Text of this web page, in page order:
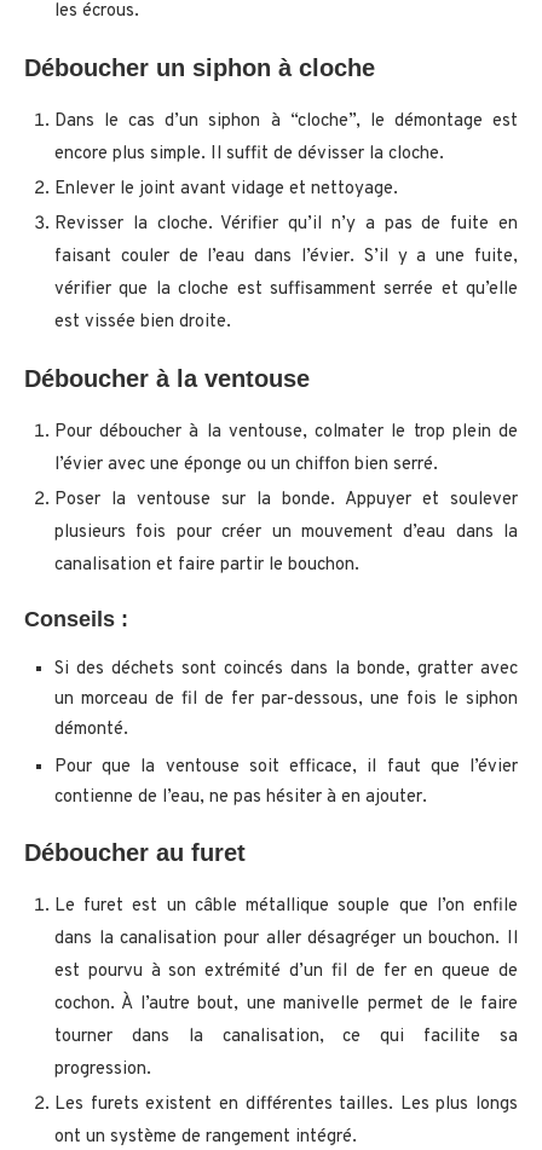
les écrous.
Déboucher un siphon à cloche
Dans le cas d’un siphon à “cloche”, le démontage est
encore plus simple. Il suffit de dévisser la cloche.
Enlever le joint avant vidage et nettoyage.
Revisser la cloche. Vérifier qu’il n’y a pas de fuite en
faisant couler de l’eau dans l’évier. S’il y a une fuite,
vérifier que la cloche est suffisamment serrée et qu’elle
est vissée bien droite.
Déboucher à la ventouse
Pour déboucher à la ventouse, colmater le trop plein de
l’évier avec une éponge ou un chiffon bien serré.
Poser la ventouse sur la bonde. Appuyer et soulever
plusieurs fois pour créer un mouvement d’eau dans la
canalisation et faire partir le bouchon.
Conseils :
Si des déchets sont coincés dans la bonde, gratter avec
un morceau de fil de fer par-dessous, une fois le siphon
démonté.
Pour que la ventouse soit efficace, il faut que l’évier
contienne de l’eau, ne pas hésiter à en ajouter.
Déboucher au furet
Le furet est un câble métallique souple que l’on enfile
dans la canalisation pour aller désagréger un bouchon. Il
est pourvu à son extrémité d’un fil de fer en queue de
cochon. À l’autre bout, une manivelle permet de le faire
tourner dans la canalisation, ce qui facilite sa
progression.
Les furets existent en différentes tailles. Les plus longs
ont un système de rangement intégré.